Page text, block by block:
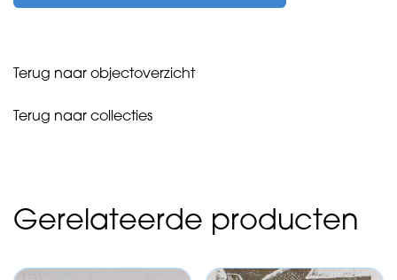
Landschap
Terug naar objectoverzicht
Terug naar collecties
Gerelateerde producten